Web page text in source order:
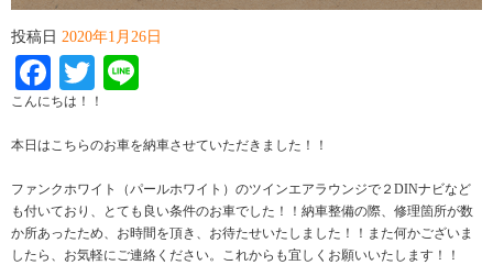
投稿日 2020年1月26日
Facebook
Twitter
こんにちは！！
本日はこちらのお車を納車させていただきました！！
ファンクホワイト（パールホワイト）のツインエアラウンジで２DINナビなど
も付いており、とても良い条件のお車でした！！納車整備の際、修理箇所が数
か所あったため、お時間を頂き、お待たせいたしました！！また何かございま
したら、お気軽にご連絡ください。これからも宜しくお願いいたします！！